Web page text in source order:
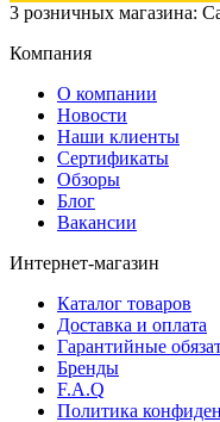
3 розничных магазина:
Компания
О компании
Новости
Наши клиенты
Сертификаты
Обзоры
Блог
Вакансии
Интернет-магазин
Каталог товаров
Доставка и оплата
Гарантийные
Бренды
F.A.Q
Политика